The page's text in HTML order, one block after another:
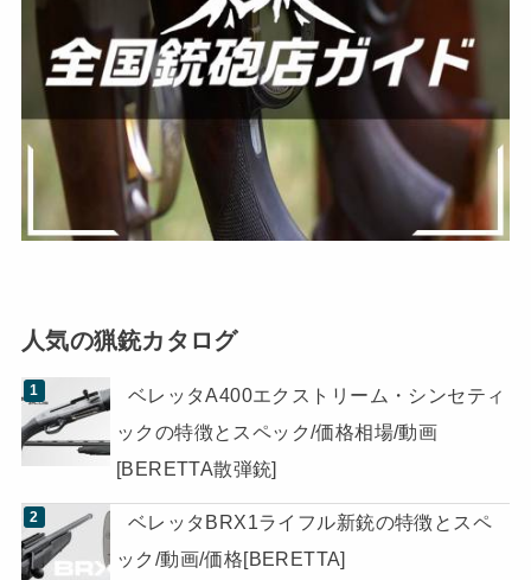
人気の猟銃カタログ
ベレッタA400エクストリーム・シンセティ
ックの特徴とスペック/価格相場/動画
[BERETTA散弾銃]
ベレッタBRX1ライフル新銃の特徴とスペ
ック/動画/価格[BERETTA]